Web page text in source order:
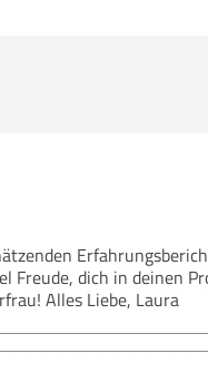
dich in deinen
Alles Liebe, Laura